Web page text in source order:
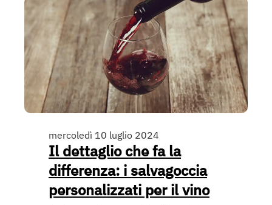
mercoledì 10 luglio 2024
Il dettaglio che fa la
differenza: i salvagoccia
personalizzati per il vino